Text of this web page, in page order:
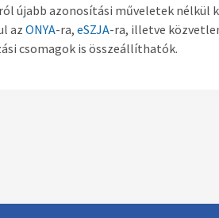
újabb azonosítási műveletek nélkül
azONYA-ra, eSZJA-ra, illetve
csomagok is összeállíthatók.